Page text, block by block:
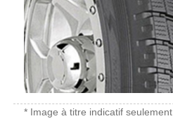
* Image à titre indicatif seulement